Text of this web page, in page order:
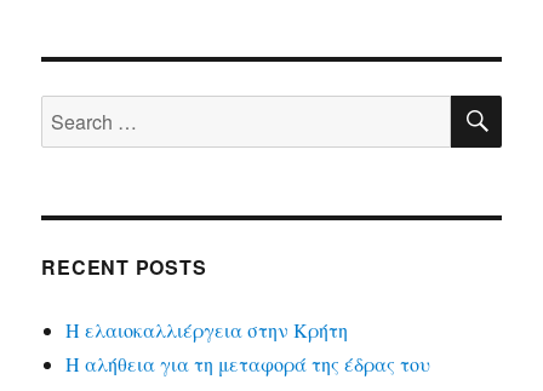
Search
for:
RECENT POSTS
Η ελαιοκαλλιέργεια στην Κρήτη
Η αλήθεια για τη μεταφορά της έδρας του